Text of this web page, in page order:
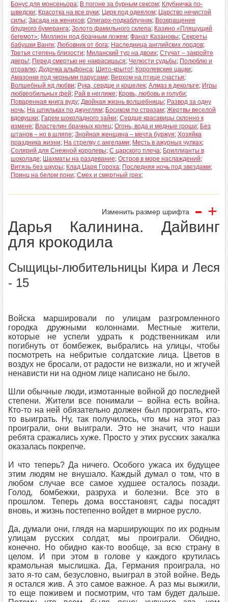
Бонус для монсеньора; В погоне за бурным сексом; Клубничка по-
шведски; Красотка на все руки; Цирк под одеялом; Царство нечистой
силы; Засада на женихов; Олигарх-подкаблучник; Возвращение
блудного бумеранга; Золото фамильного склепа; Казино «Пляшущий
бегемот»; Миллион под брачным ложем; Фанат Казановы; Секреты
бабушки Ванги; Любовник от бога; Наследница английских лордов;
Третья степень близости; Миланский тур на двоих; Стучат – закройте
дверь!; Перед смертью не накрасишься; Челюсти судьбы; Полюблю и
отравлю; Дудочка альфонса; Шито-крыто!; Королевские цацки;
Амазонки под черными парусами; Верхом на птице счастья;
Волшебный яд любви; Рука, сердце и кошелек; Алмаз в декольте; Игры
любвеобильных фей; Рай в неглиже; Кровь, любовь и голуби;
Поваренная книга вуду; Двойная жизнь волшебницы; Развод за одну
ночь; На шпильках по джунглям; Босиком по стразам; Жертвы веселой
вдовушки; Гарем шоколадного зайки; Сердце красавицы склонно к
измене; Властелин брачных колец; Огонь, вода и медные гроши; Без
штанов – но в шляпе; Знойная женщина – мечта буржуя; Хозяйка
праздника жизни; На стрелку с ангелами; Месть в ажурных чулках;
Солярий для Снежной королевы; С царского плеча; Бриллианты в
шоколаде; Шахматы на раздевание; Остров в море наслаждений;
Витязь без шкуры; Клад Царя Гороха; Последняя ночь под звездами;
Принц на белом пони; Смех и смертный грех;
Изменить размер шрифта - +
Дарья Калинина. Дайвинг
для крокодила
Сыщицы-любительницы Кира и Леся
- 15
Войска маршировали по улицам разгромленного
городка дружными колоннами. Местные жители,
которые не успели удрать к родственникам или
погибнуть от бомбежек, выбрались на улицы, чтобы
посмотреть на небритые солдатские лица. Цветов в
воздух не бросали, от радости не визжали, но и жгучей
ненависти ни на одном лице написано не было.
Шли обычные люди, измотанные войной до последней
степени. Жители все понимали – война есть война.
Кто-то на ней обязательно должен был проиграть, кто-
то выиграть. Ну, так получилось, что мы на этот раз
проиграли, они выиграли. Это не значит, что наши
ребята сражались хуже. Просто у этих русских закалка
оказалась покрепче.
И что теперь? Да ничего. Особого ужаса их будущее
этим людям не внушало. Каждый думал о том, что в
любом случае все самое худшее осталось позади.
Голод, бомбежки, разруха и болезни. Все это в
прошлом. Теперь дома восстановят, сады посадят
вновь, и жизнь постепенно войдет в мирное русло.
Да, думали они, глядя на марширующих по их родным
улицам русских солдат, мы проиграли. Обидно,
конечно. Но обидно как-то вообще, за всю страну в
целом. И при этом в голове у каждого крутилась
крамольная мыслишка. Да, Германия проиграла, но
зато я-то сам, безусловно, выиграл в этой войне. Ведь
я остался жив. А это самое важное. А раз мы выжили,
то еще поживем и посмотрим, что там будет дальше.